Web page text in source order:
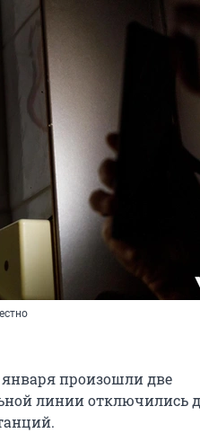
января произошли две
линии отключились